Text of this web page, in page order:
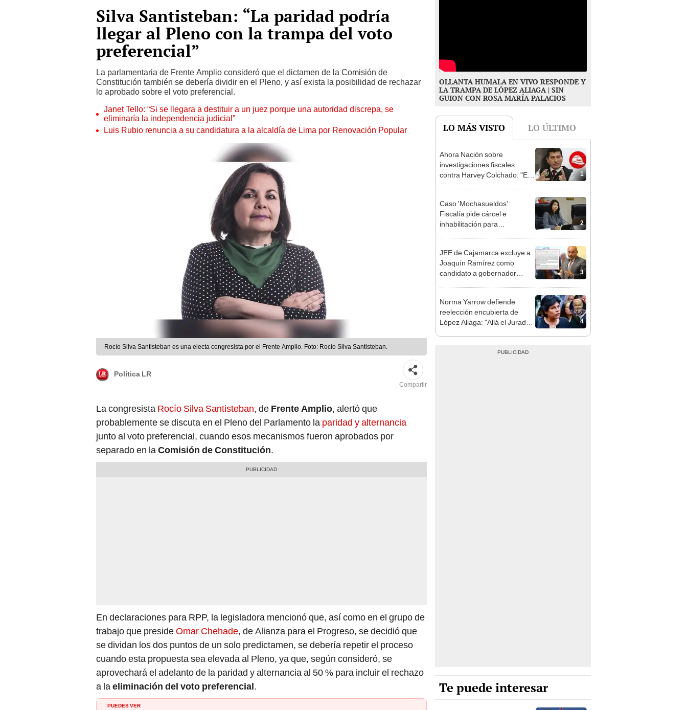
Silva Santisteban: “La paridad podría
llegar al Pleno con la trampa del voto
preferencial”
La parlamentaria de Frente Amplio consideró que el dictamen de la Comisión de
Constitución también se debería dividir en el Pleno, y así exista la posibilidad de rechazar
lo aprobado sobre el voto preferencial.
Janet Tello: “Si se llegara a destituir a un juez porque una autoridad discrepa, se
eliminaría la independencia judicial”
Luis Rubio renuncia a su candidatura a la alcaldía de Lima por Renovación Popular
Rocío Silva Santisteban es una electa congresista por el Frente Amplio. Foto: Rocío Silva Santisteban.
Política LR
Compartir
La congresista Rocío Silva Santisteban, de Frente Amplio, alertó que
probablemente se discuta en el Pleno del Parlamento la paridad y alternancia
junto al voto preferencial, cuando esos mecanismos fueron aprobados por
separado en laComisión de Constitución.
En declaraciones para RPP, la legisladora mencionó que, así como en el grupo de
trabajo que presideOmar Chehade, de Alianza para el Progreso, se decidió que
se dividan los dos puntos de un solo predictamen, se debería repetir el proceso
cuando esta propuesta sea elevada al Pleno, ya que, según consideró, se
aprovechará el adelanto de la paridad y alternancia al 50 % para incluir el rechazo
a laeliminación del voto preferencial.
PUEDES VER
OLLANTA HUMALA EN VIVO RESPONDE Y
LA TRAMPA DE LÓPEZ ALIAGA | SIN
GUION CON ROSA MARÍA PALACIOS
LO MÁS VISTO LO ÚLTIMO
1
Ahora Nación sobre
investigaciones fiscales
contra Harvey Colchado: "El
2
Caso 'Mochasueldos':
Fiscalía pide cárcel e
inhabilitación para
3
JEE de Cajamarca excluye a
Joaquín Ramírez como
candidato a gobernador
4
Norma Yarrow defiende
reelección encubierta de
López Aliaga: "Allá el Jurado
Te puede interesar